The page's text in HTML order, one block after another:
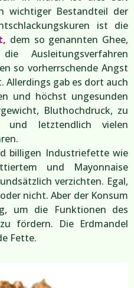
wichtiger Bestandteil der
ist die
dem so genannten Ghee,
Ausleitungsverfahren
so vorherrschende Angst
gab es dort auch
und höchst ungesunden
Bluthochdruck, zu
und letztendlich vielen
billigen Industriefette wie
und Mayonnaise
verzichten. Egal,
nicht. Aber der Konsum
um die Funktionen des
fördern. Die Erdmandel
Fette.